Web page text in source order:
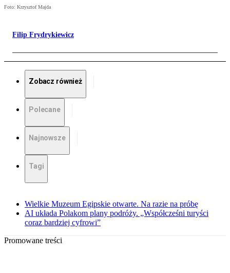
Foto: Krzysztof Majda
Filip Frydrykiewicz
Zobacz również
Polecane
Najnowsze
Tagi
Wielkie Muzeum Egipskie otwarte. Na razie na próbę
AI układa Polakom plany podróży. „Współcześni turyści
coraz bardziej cyfrowi”
Promowane treści